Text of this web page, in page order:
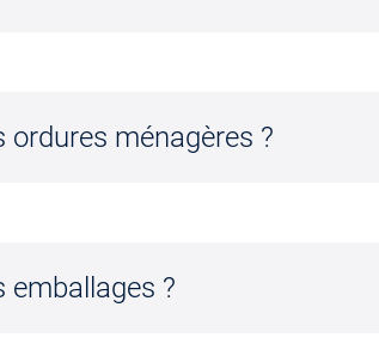
ordures ménagères ?
emballages ?